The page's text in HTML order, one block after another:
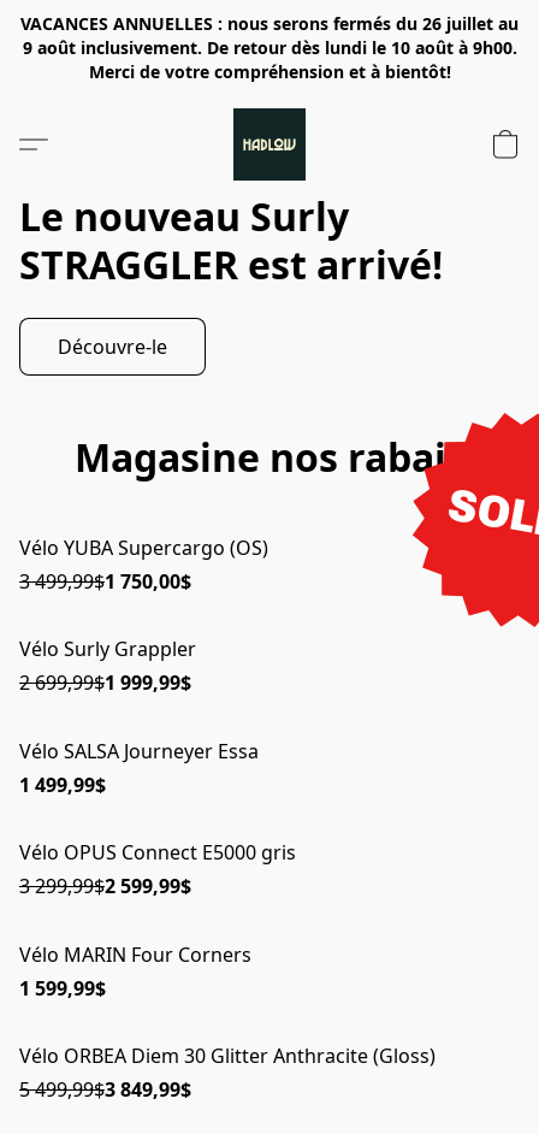
VACANCES ANNUELLES : nous serons fermés du 26 juillet au
9 août inclusivement. De retour dès lundi le 10 août à 9h00.
Merci de votre compréhension et à bientôt!
Le nouveau Surly
STRAGGLER est arrivé!
Découvre-le
Magasine nos rabais
Vélo YUBA Supercargo (OS)
3 499,99$1 750,00$
Vélo Surly Grappler
2 699,99$1 999,99$
Vélo SALSA Journeyer Essa
1 499,99$
Vélo OPUS Connect E5000 gris
3 299,99$2 599,99$
Vélo MARIN Four Corners
1 599,99$
Vélo ORBEA Diem 30 Glitter Anthracite (Gloss)
5 499,99$3 849,99$